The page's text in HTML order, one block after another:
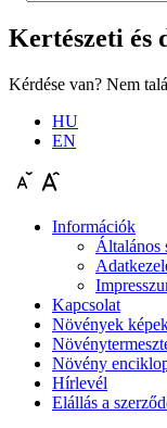
Kertészeti és
Kérdése van? Nem
HU
EN
Információk
Általános
Kapcsolat
Növények
Növény
Hírlevél
Elállás a